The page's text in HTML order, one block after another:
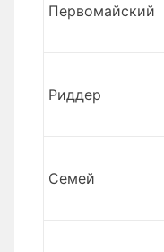
Первомайский
Риддер
Семей